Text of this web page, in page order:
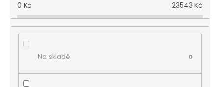
0 Kč 23543 Kč
Na skladě 0